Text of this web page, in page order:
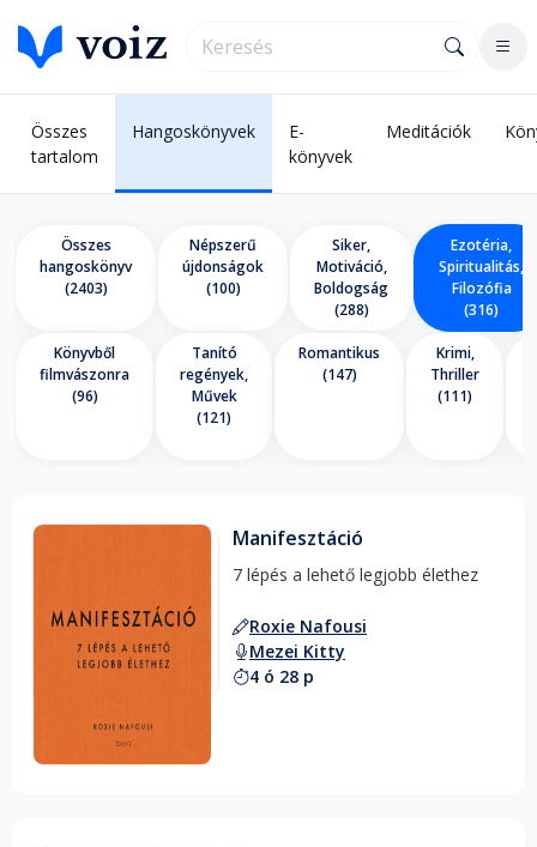
Összes
tartalom
Hangoskönyvek
E-
könyvek
Meditációk
Összes
hangoskönyv
(2403)
Népszerű
újdonságok
(100)
Siker,
Motiváció,
Boldogság
(288)
Ezotéria,
Spiritualitás,
Filozófia
(316)
Könyvből
filmvászonra
(96)
Tanító
regények,
Művek
(121)
Romantikus
(147)
Krimi,
Thriller
(111)
Manifesztáció
Roxie Nafousi
Mezei Kitty
4 ó 28 p